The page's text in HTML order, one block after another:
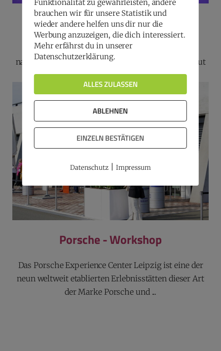
Stadt Leipzig - Workshop
Aufbauend auf dem Konferenzthema der 1.
nationalen MarketingFrauenkonferenz „its all about
Visibiliy“ widmete sich der…
Porsche - Workshop
Das Porsche Experience Center Leipzig ist eine der
neun weltweit etablierten Erlebnisstätten dieser Art
der Marke Porsche und ...
Funktionalität zu gewährleisten, andere
brauchen wir für unsere Statistik und
wieder andere helfen uns dir nur die
Werbung anzuzeigen, die dich interessiert.
Mehr erfährst du in unserer
Datenschutzerklärung.
ALLES ZULASSEN
ABLEHNEN
EINZELN BESTÄTIGEN
Datenschutz Impressum